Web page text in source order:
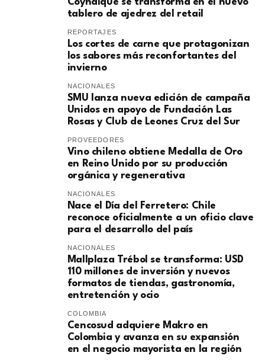
Coyhaique se transforma en el nuevo
tablero de ajedrez del retail
REPORTAJES
Los cortes de carne que protagonizan
los sabores más reconfortantes del
invierno
NACIONALES
SMU lanza nueva edición de campaña
Unidos en apoyo de Fundación Las
Rosas y Club de Leones Cruz del Sur
PROVEEDORES
Vino chileno obtiene Medalla de Oro
en Reino Unido por su producción
orgánica y regenerativa
NACIONALES
Nace el Día del Ferretero: Chile
reconoce oficialmente a un oficio clave
para el desarrollo del país
NACIONALES
Mallplaza Trébol se transforma: USD
110 millones de inversión y nuevos
formatos de tiendas, gastronomía,
entretención y ocio
COLOMBIA
Cencosud adquiere Makro en
Colombia y avanza en su expansión
en el negocio mayorista en la región